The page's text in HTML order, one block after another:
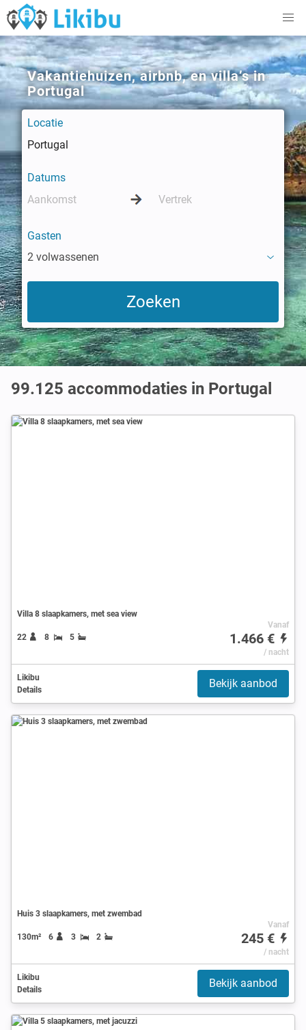
Vakantiehuizen, airbnb, en villa’s in
Portugal
Locatie
Datums
Gasten
2 volwassenen
99.125 accommodaties in Portugal
Villa 8 slaapkamers, met sea view
22 8 5
Vanaf
1.466 €
/ nacht
Likibu
Details
Bekijk aanbod
Huis 3 slaapkamers, met zwembad
130m² 6 3 2
Vanaf
245 €
/ nacht
Likibu
Details
Bekijk aanbod